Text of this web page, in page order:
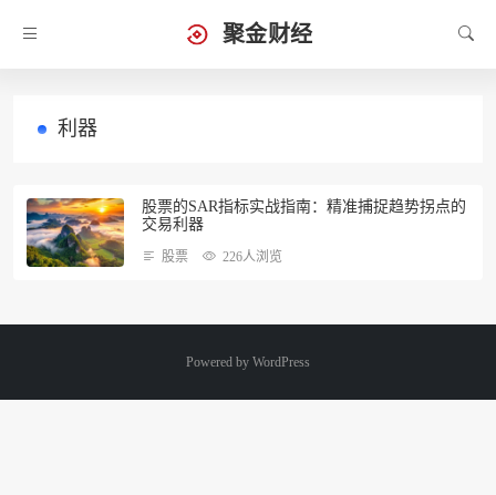
聚金财经
利器
股票的SAR指标实战指南：精准捕捉趋势拐点的
交易利器
股票 226人浏览
Powered by WordPress